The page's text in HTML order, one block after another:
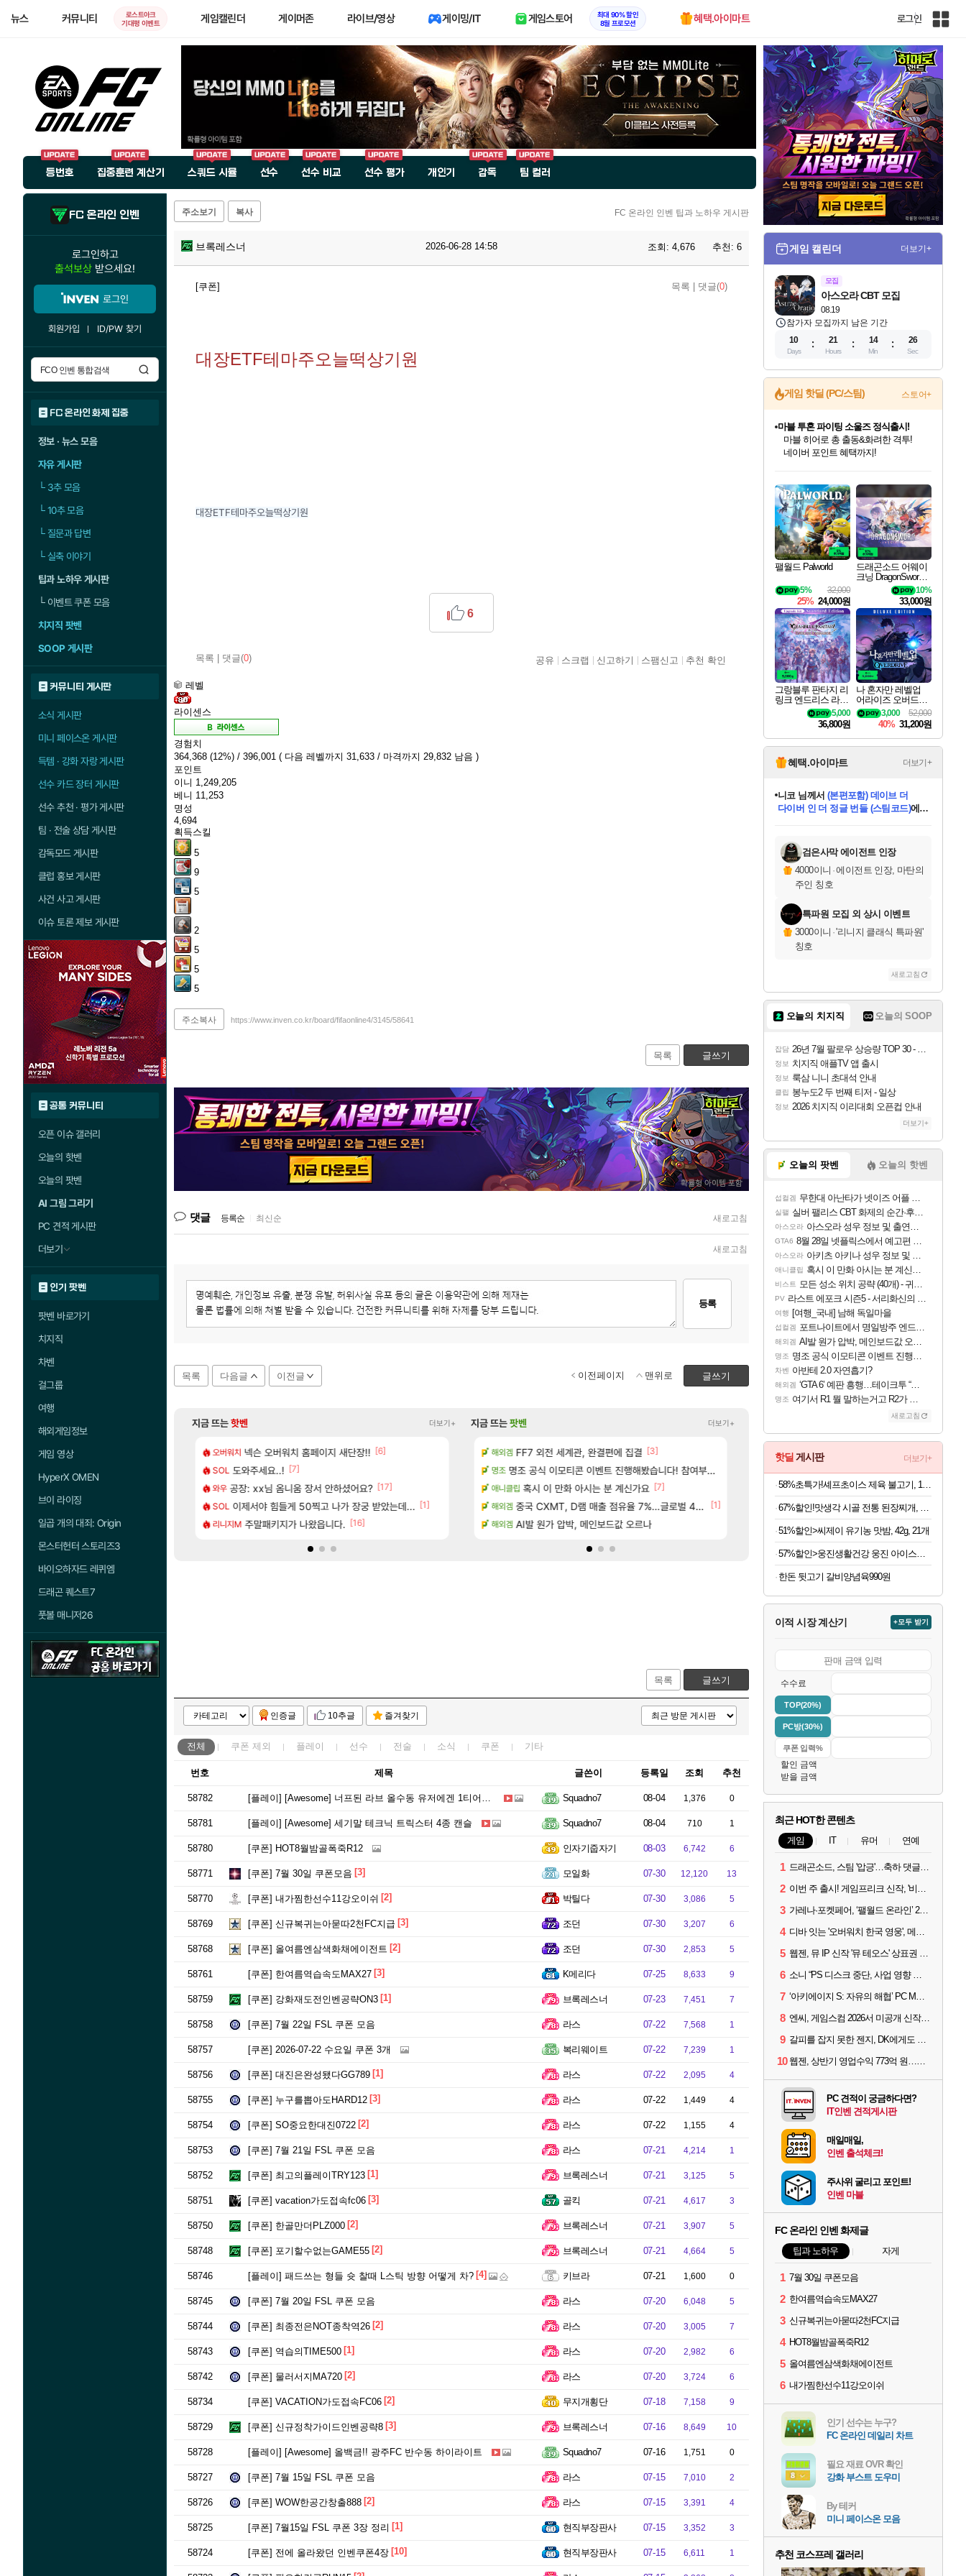
뉴스 커뮤니티
로스트아크
기대평 이벤트
게임캘린더 게이머존 라이브/영상 게이밍/IT 게임스토어
최대 90% 할인
8월 프로모션
혜택.아이마트 로그인
인
전
이
트
맵
등번호 집중훈련 계산기 스쿼드 시뮬 선수 선수 비교 선수 평가 개인기 감독 팀 컬러
FC 온라인 인벤
로그인하고
출석보상 받으세요!
로그인
회원가입 ID/PW 찾기
FC 온라인 화제 집중
정보 · 뉴스 모음
자유 게시판
└3추 모음
└10추 모음
└질문과 답변
└실축 이야기
팁과 노하우 게시판
└이벤트 쿠폰 모음
치지직 팟벤
SOOP 게시판
커뮤니티 게시판
소식 게시판
미니 페이스온 게시판
득템 · 강화 자랑 게시판
선수 카드 장터 게시판
선수 추천 · 평가 게시판
팀 · 전술 상담 게시판
감독모드 게시판
클럽 홍보 게시판
사건 사고 게시판
이슈 토론 제보 게시판
공통 커뮤니티
오픈 이슈 갤러리
오늘의 핫벤
오늘의 팟벤
AI 그림 그리기
PC 견적 게시판
더보기
인기 팟벤
팟벤 바로가기
치지직
차벤
걸그룹
여행
해외게임정보
게임 영상
HyperX OMEN
브이 라이징
일곱 개의 대죄: Origin
몬스터헌터 스토리즈3
바이오하자드 레퀴엠
드래곤 퀘스트7
풋볼 매니저26
주소보기 복사 FC 온라인 인벤 팁과 노하우 게시판
브록레스너 2026-06-28 14:58 조회: 4,676 추천: 6
[쿠폰] 목록 댓글(0)
대장ETF테마주오늘떡상기원
대장ETF테마주오늘떡상기원
목록 댓글(0)
6
공유 스크랩 신고하기 스팸신고 추천 확인
레벨
라이센스
경험치
364,368 (12%) / 396,001 ( 다음 레벨까지 31,633 / 마격까지 29,832 남음 )
포인트
이니 1,249,205
베니 11,253
명성
4,694
획득스킬
5
9
5
2
5
5
5
주소복사 https://www.inven.co.kr/board/fifaonline4/3145/58641
목록 글쓰기
댓글 등록순 최신순 새로고침
새로고침
등록
목록 다음글 이전글 글쓰기
이전페이지 맨위로
지금 뜨는핫벤 더보기+
개웃기네 ㅋㅋ [48]
위길드 내 대규모 인원이탈종용 추정사건
스녀 레깅스핏 ㄷㄷ [15]
오버워치 넥슨 오버워치 홈페이지 새단장!! [6]
SOL 도와주세요..! [7]
와우 공장: xx님 옴니움 장서 안하셨어요? [17]
SOL 이제서야 힘들게 50찍고 나가 장궁 받았는데... [1]
리니지M 주말패키지가 나왔읍니다. [16]
리니지M 아떨린다 한시간후면 [16]
검은사막 대충 연구소요약 [5]
검은사막 풍풍풍 군왕주차가 씹이득 가성비라고 ????
로아 골드 파는 게 왜 쌀숭이임? [196]
메이플 현재 나무위키 실검 1위인 김규원 [84]
ㅇㅂ)진짜 개웃기네 ㅋㅋ
메이플 씨발 컬프프 클릭 미스낫네
파리바게트 본사에서 연락왔음 [132]
베라서버 1위길드 내 대규모 인원이탈종용 추정사건
02년생 헬스녀 레깅스핏 ㄷㄷ [15]
지금 뜨는팟벤 더보기+
3사, 2027년 생산분 완판?
소 위치 공략 (40개) - 귀환한 영혼 도전과제
츠 아키나 성우 정보 및 주요 필모
리밋제로 프롤로그 테스트를 마치고.. (feat. 리아)
비스트 모든 바우에라 업그레이드 아이템 획득 위치 공략 (89개)
아스오라 카가미하라 하루 성우 정보 및 주요 필모
GTA6 8월 28일 넷플릭스에서 예고편 공개 예정
명조 [무무기획 · 새출발] 기간 한정 의뢰 이벤트
해외겜 FF7 외전 세계관, 완결편에 집결 [3]
명조 명조 공식 이모티콘 이벤트 진행해봤습니다! 참여부터 추첨까지????
애니클립 혹시 이 만화 아시는 분 계신가요 [7]
해외겜 중국 CXMT, D램 매출 점유율 7%…글로벌 4위로 부상
[1]
해외겜 AI발 원가 압박, 메인보드값 오르나
해외겜 메모리 3사, 2027년 생산분 완판?
아스오라 아사쿠라 마이 성우 정보 및 주요 필모
아스오라 아스오라 성우 정보 및 출연작 모음
비스트 모든 성소 위치 공략 (40개) - 귀환한 영혼 도전과
아스오라 아키츠 아키나 성우 정보 및 주요 필모
목록 글쓰기
인증글 10추글 즐겨찾기
전체 쿠폰 제외 플레이 선수 전술 소식 쿠폰 기타
번호 제목 글쓴이 등록일 조회 추천
58782 [플레이] [Awesome] 너프된 라브 올수동 유저에겐 1티어가 아닌 이유 Squadno7 08-04 1,376 0
58781 [플레이] [Awesome] 세기말 테크닉 트릭스터 4종 캔슬 Squadno7 08-04 710 1
58780 [쿠폰] HOT8월밤골폭죽R12 인자기줍자기 08-03 6,742 6
58771 [쿠폰] 7월 30일 쿠폰모음 [3] 모일화 07-30 12,120 13
58770 [쿠폰] 내가찜한선수11강오이쉬 [2] 박틸다 07-30 3,086 5
58769 [쿠폰] 신규복귀는아묻따2천FC지급 [3] 조던 07-30 3,207 6
58768 [쿠폰] 올여름엔삼색화채에이전트 [2] 조던 07-30 2,853 5
58761 [쿠폰] 한여름역습속도MAX27 [3] K메리다 07-25 8,633 9
58759 [쿠폰] 강화재도전인벤공략ON3 [1] 브록레스너 07-23 7,451 7
58758 [쿠폰] 7월 22일 FSL 쿠폰 모음 라스 07-22 7,568 1
58757 [쿠폰] 2026-07-22 수요일 쿠폰 3개 복리웨이트 07-22 7,239 1
58756 [쿠폰] 대진은완성됐다GG789 [1] 라스 07-22 2,095 4
58755 [쿠폰] 누구를뽑아도HARD12 [3] 라스 07-22 1,449 4
58754 [쿠폰] SO중요한대진0722 [2] 라스 07-22 1,155 4
58753 [쿠폰] 7월 21일 FSL 쿠폰 모음 라스 07-21 4,214 1
58752 [쿠폰] 최고의플레이TRY123 [1] 브록레스너 07-21 3,125 5
58751 [쿠폰] vacation가도접속fc06 [3] 골킥 07-21 4,617 3
58750 [쿠폰] 한골만더PLZ000 [2] 브록레스너 07-21 3,907 5
58748 [쿠폰] 포기할수없는GAME55 [2] 브록레스너 07-21 4,664 5
58746 [플레이] 패드쓰는 형들 슛 찰때 L스틱 방향 어떻게 차? [4] 키브라 07-21 1,600 0
58745 [쿠폰] 7월 20일 FSL 쿠폰 모음 라스 07-20 6,048 5
58744 [쿠폰] 최종전은NOT종착역26 [2] 라스 07-20 3,005 7
58743 [쿠폰] 역습의TIME500 [1] 라스 07-20 2,982 6
58742 [쿠폰] 물러서지MA720 [2] 라스 07-20 3,724 6
58734 [쿠폰] VACATION가도접속FC06 [2] 무지개횡단 07-18 7,158 9
58729 [쿠폰] 신규정착가이드인벤공략8 [3] 브록레스너 07-16 8,649 10
58728 [플레이] [Awesome] 올백금!! 광주FC 반수동 하이라이트 Squadno7 07-16 1,751 0
58727 [쿠폰] 7월 15일 FSL 쿠폰 모음 라스 07-15 7,010 2
58726 [쿠폰] WOW한공간창출888 [2] 라스 07-15 3,391 4
58725 [쿠폰] 7월15일 FSL 쿠폰 3장 정리 [1] 현직부장판사 07-15 3,352 3
58724 [쿠폰] 전에 올라왔던 인벤쿠폰4장 [10] 현직부장판사 07-15 6,611 1
게임 캘린더 더보기+
모집
08.19
아스오라 CBT 모집
참가자 모집까지 남은 기간
10
Days
21
Hours
14
Min
25
Sec
게임 핫딜 (PC/스팀) 스토어+
최대 90% 할인가를 만나보세요!
네이버혜택과 함께 만나보세요!
50%할인&추가 적립까지!
마블 투혼 파이팅 소울즈 정식출시!
마블 히어로 총 출동&화려한 격투!
네이버 포인트 혜택까지!
이니&베니 혜택까지!
네이버 혜택가와 함께 예약하세요!
할인&네이버혜택으로 만나보세요!
네이버페이 혜택과 만나보세요!
40주년 프로모션으로 만나보세요!
할인가에 만나보세요!
일부 에디션 상시 할인!
혜택으로 예약 판매 중
편안하게 충전하세요
팰월드 Palworld
32,000
5%
25% 24,000원
드래곤소드 어웨이
크닝 DragonSword A
10%
33,000원
그랑블루 판타지 리
링크 엔드리스 라그
나로크 업그레이드
킷 Granblue Fantasy
Relink Endless Ragn
arok Upgrade Kit DL
C
5,000
36,800원
나 혼자만 레벨업
어라이즈 오버드라
이브 디럭스 에디션
Solo Leveling Arise
Overdrive Deluxe Edi
tion
52,000
3,000
40% 31,200원
혜택.아이마트 더보기+
교환.
당첨되셨습니다.
니코님께서 (본편포함) 데이브 더
다이버 인 더 정글 번들 (스팀코드)에
당첨되셨습니다.
당첨되셨습니다.
당첨되셨습니다.
당첨되셨습니다.
당첨되셨습니다.
에디션 (스팀코드)를 교환.
당첨되셨습니다.
검은사막 에이전트 인장
4000이니 ·에이전트 인장, 마탄의
주인 칭호
특파원 모집 외 상시 이벤트
3000이니 ·'리니지 클래식 특파원'
칭호
새로고침
오늘의 치지직 오늘의 SOOP
잡담 26년 7월 팔로우 상승량 TOP 30 - 월간 치지직
정보 치지직 애플TV 앱 출시
정보 룩삼 니니 초대석 안내
클립 봉누도2 두 번째 티저 - 일상
정보 2026 치지직 이리대회 오픈컵 안내
더보기+
오늘의 팟벤 오늘의 핫벤
섭컬겜 무한대 아난타가 넷이즈 어플 달력에 일정 등록
실팰 실버 팰리스 CBT 화제의 순간·후기 모음
아스오라 아스오라 성우 정보 및 출연작 모음
GTA6 8월 28일 넷플릭스에서 예고편 공개 예정
아스오라 아키츠 아키나 성우 정보 및 주요 필모
애니클립 혹시 이 만화 아시는 분 계신가요
비스트 모든 성소 위치 공략 (40개) - 귀환한 영혼 도전과제
PV 라스트 에포크 시즌5 - 서리화신의 분노 티저
여행 [여행_국내] 남해 독일마을
섭컬겜 포트나이트에서 명일방주 엔드필드 [펠리카] 판매 예정
해외겜 AI발 원가 압박, 메인보드값 오르나
명조 명조 공식 이모티콘 이벤트 진행해봤습니다! 참여부터 추첨까지????
차벤 아반테 2.0 자연흡기?
해외겜 ‘GTA 6’ 예판 흥행…테이크투 “내부 예상 크게 넘어”
명조 여기서 R1 뭘 말하는거고 R2가 뭘말하는걸까요?
새로고침
핫딜 게시판 더보기+
51%할인>씨제이 유기농 맛밤, 42g, 21개
한돈 뒷고기 갈비양념육990원
이적 시장 계산기 +모두 받기
수수료
TOP(20%)
PC방(30%)
할인 금액
받을 금액
최근 HOT한 콘텐츠
게임 IT 유머 연예
1 드래곤소드, 스팀 '압긍'…축하 댓글 달고 게임 코드 받자!
2 이번 주 출시! 게임프리크 신작, '비스트 오브 리인카네이션'
3 가레나·포켓페어, ‘팰월드 온라인’ 2026년 출시 예고
4 디바 잇는 '오버워치 한국 영웅', 메카 파일럿 디몬 나온다
5 웹젠, 뮤 IP 신작 '뮤 테오스' 상표권 출원
6 소니 “PS 디스크 중단, 사업 영향 없다”
7 ‘아키에이지 S: 자유의 해협’ PC MMORPG로 개발한다
8 엔씨, 게임스컴 2026서 미공개 신작 최초 공개
9 갈피를 잡지 못한 젠지, DK에게도 0:2 패배
10 웹젠, 상반기 영업수익 773억 원…순이익 89% 증가
PC 견적이 궁금하다면?
IT인벤 견적게시판
매일매일,
인벤 출석체크!
주사위 굴리고 포인트!
인벤 마블
FC 온라인 인벤 화제글
팁과 노하우 자게
1 7월 30일 쿠폰모음
2 한여름역습속도MAX27
3 신규복귀는아묻따2천FC지급
4 HOT8월밤골폭죽R12
5 올여름엔삼색화채에이전트
6 내가찜한선수11강오이쉬
인기 선수는 누구?
FC 온라인 데일리 차트
필요 재료 OVR 확인
강화 부스트 도우미
By 테커
미니 페이스온 모음
추천 코스프레 갤러리